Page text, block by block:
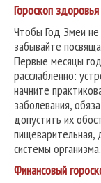
Гороскоп
Чтобы Год Змеи не
забывайте
Первые месяцы
расслабленно:
начните
заболевания,
допустить их
пищеварительная,
системы организма.
Финансовый